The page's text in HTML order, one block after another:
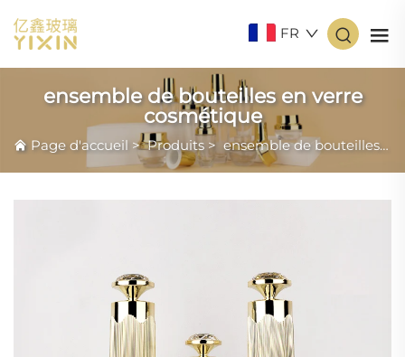
FR
ensemble de bouteilles en verre
cosmétique
Page d'accueil >Produits > ensemble de bouteilles en verre cosmétique